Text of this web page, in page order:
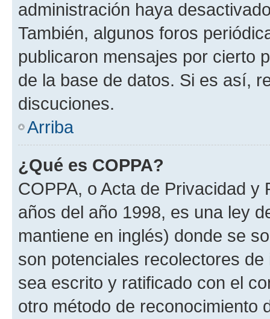
administración haya
También, algunos foros
publicaron mensajes por cierto
de la base de datos. Si es así,
discuciones.
Arriba
¿Qué es COPPA?
COPPA, o Acta de Privacidad
años del año 1998, es una ley
mantiene en inglés) donde se
son potenciales recolectores
sea escrito y ratificado con el
otro método de reconocimiento